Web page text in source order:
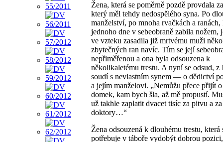
Žena, která se poměrně pozdě provdala
který měl tehdy nedospělého syna. Po
manželství, po mnoha rvačkách a ranách,
jednoho dne v sebeobraně zabila nožem,
ve vzteku zasadila již mrtvému muži
zbytečných ran navíc. Tím se její
nepřiměřenou a ona byla odsouzena k
několikaletému trestu. A nyní se odsud,
soudí s nevlastním synem — o dědictví
a jejím manželovi. „Nemůžu přece přijít
domek, kam bych šla, až mě propustí.
už takhle zaplatit dvacet tisíc za pitvu a za
doktory…“
Žena odsouzená k dlouhému trestu, která
potřebuje v táboře vydobýt dobrou